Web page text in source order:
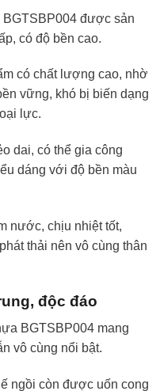
được sản
có độ bền cao.
có chất lượng cao, nhờ
vững, khó bị biến dạng
lực.
dai, có thể gia công
dáng với độ bền màu
nước, chịu nhiệt tốt,
thải nên vô cùng thân
độc đáo
BGTSBP004 mang
vô cùng nổi bật.
ngồi còn được uốn cong